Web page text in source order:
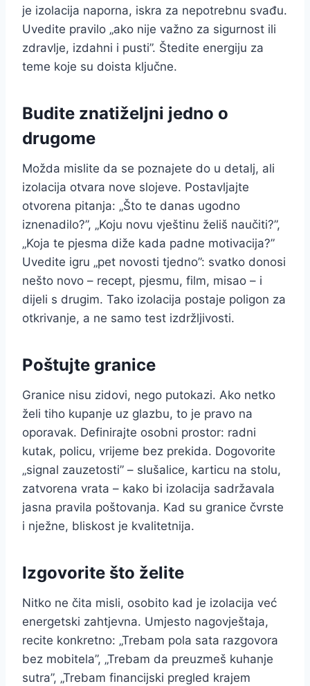
je izolacija naporna, iskra za nepotrebnu svađu.
Uvedite pravilo „ako nije važno za sigurnost ili
zdravlje, izdahni i pusti”. Štedite energiju za
teme koje su doista ključne.
Budite znatiželjni jedno o
drugome
Možda mislite da se poznajete do u detalj, ali
izolacija otvara nove slojeve. Postavljajte
otvorena pitanja: „Što te danas ugodno
iznenadilo?”, „Koju novu vještinu želiš naučiti?”,
„Koja te pjesma diže kada padne motivacija?”
Uvedite igru „pet novosti tjedno”: svatko donosi
nešto novo – recept, pjesmu, film, misao – i
dijeli s drugim. Tako izolacija postaje poligon za
otkrivanje, a ne samo test izdržljivosti.
Poštujte granice
Granice nisu zidovi, nego putokazi. Ako netko
želi tiho kupanje uz glazbu, to je pravo na
oporavak. Definirajte osobni prostor: radni
kutak, policu, vrijeme bez prekida. Dogovorite
„signal zauzetosti” – slušalice, karticu na stolu,
zatvorena vrata – kako bi izolacija sadržavala
jasna pravila poštovanja. Kad su granice čvrste
i nježne, bliskost je kvalitetnija.
Izgovorite što želite
Nitko ne čita misli, osobito kad je izolacija već
energetski zahtjevna. Umjesto nagovještaja,
recite konkretno: „Trebam pola sata razgovora
bez mobitela”, „Trebam da preuzmeš kuhanje
sutra”, „Trebam financijski pregled krajem